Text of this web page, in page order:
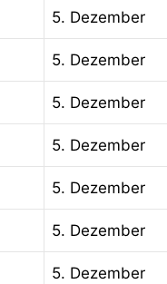
5. Dezember
5. Dezember
5. Dezember
5. Dezember
5. Dezember
5. Dezember
5. Dezember